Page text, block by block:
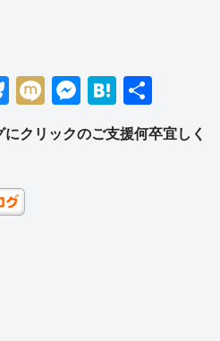
Bl
e
y
M
ixi
M
ss
H
at
e
有
クリックのご支援何卒宜しく